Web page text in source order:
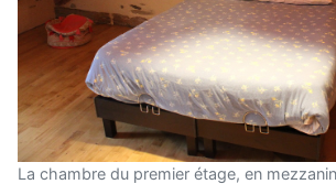
La chambre du premier étage, en